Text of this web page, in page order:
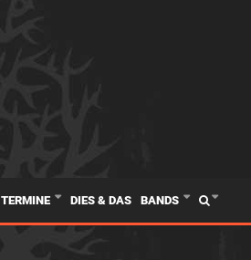
TERMINE DIES & DAS BANDS